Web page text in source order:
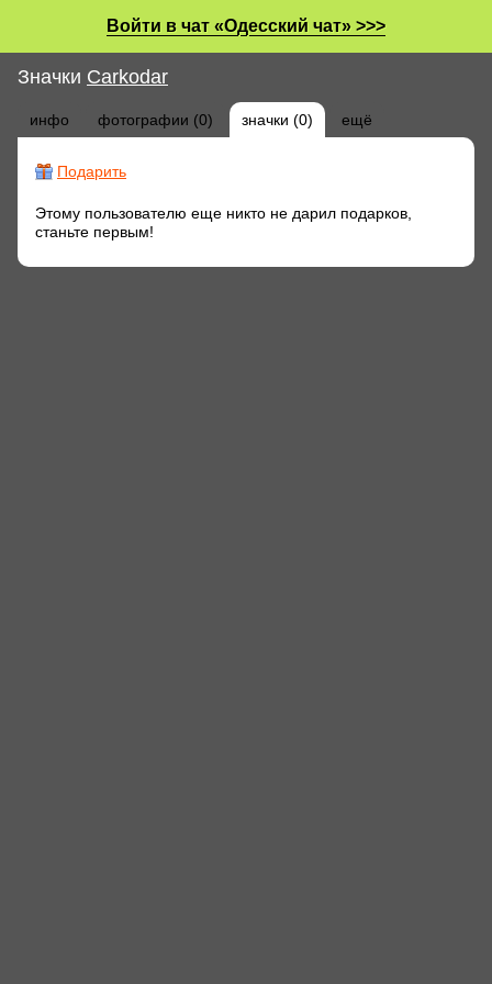
Войти в чат «Одесский чат» >>>
Значки Carkodar
инфо фотографии (0) значки (0) ещё
Подарить
Этому пользователю еще никто не дарил подарков,
станьте первым!